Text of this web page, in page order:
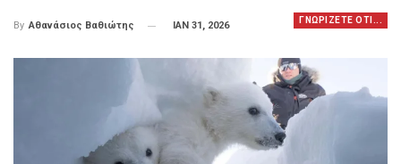
ΓΝΩΡΙΖΕΤΕ ΟΤΙ...
By Αθανάσιος Βαθιώτης ΙΑΝ 31, 2026